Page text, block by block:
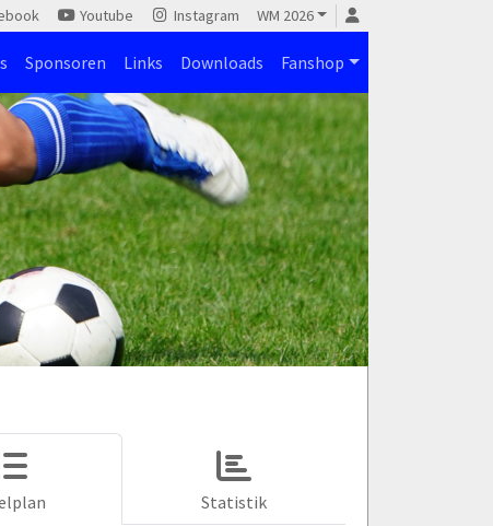
Youtube Instagram WM 2026
Sponsoren Links Downloads Fanshop
Statistik